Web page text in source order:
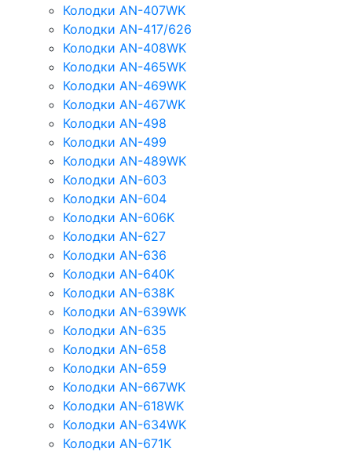
Колодки AN-407WK
Колодки AN-417/626
Колодки AN-408WK
Колодки AN-465WK
Колодки AN-469WK
Колодки AN-467WK
Колодки AN-498
Колодки AN-499
Колодки AN-489WK
Колодки AN-603
Колодки AN-604
Колодки AN-606K
Колодки AN-627
Колодки AN-636
Колодки AN-640K
Колодки AN-638K
Колодки AN-639WK
Колодки AN-635
Колодки AN-658
Колодки AN-659
Колодки AN-667WK
Колодки AN-618WK
Колодки AN-634WK
Колодки AN-671K